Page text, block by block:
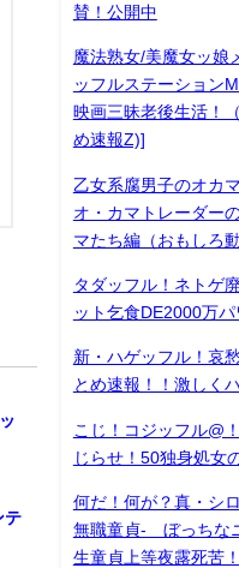
テ
賛！公開中
魔法熟女/美魔女ッ娘
ッフルステーション
映画三昧老後生活！
め速報Z)]
乙女系腐男子のオカ
オ・カマトレーダー
マたち編（おもしろ
タダッフル！ネトゲ
ット乞食DE2000万パ
新・ハゲッフル！哀
とめ速報！！激しく
こじ！コジッフル@
じらせ！50独身処女
何だ！何が？真・
無職童貞- ぼっちな
生童貞上等夜露死苦！